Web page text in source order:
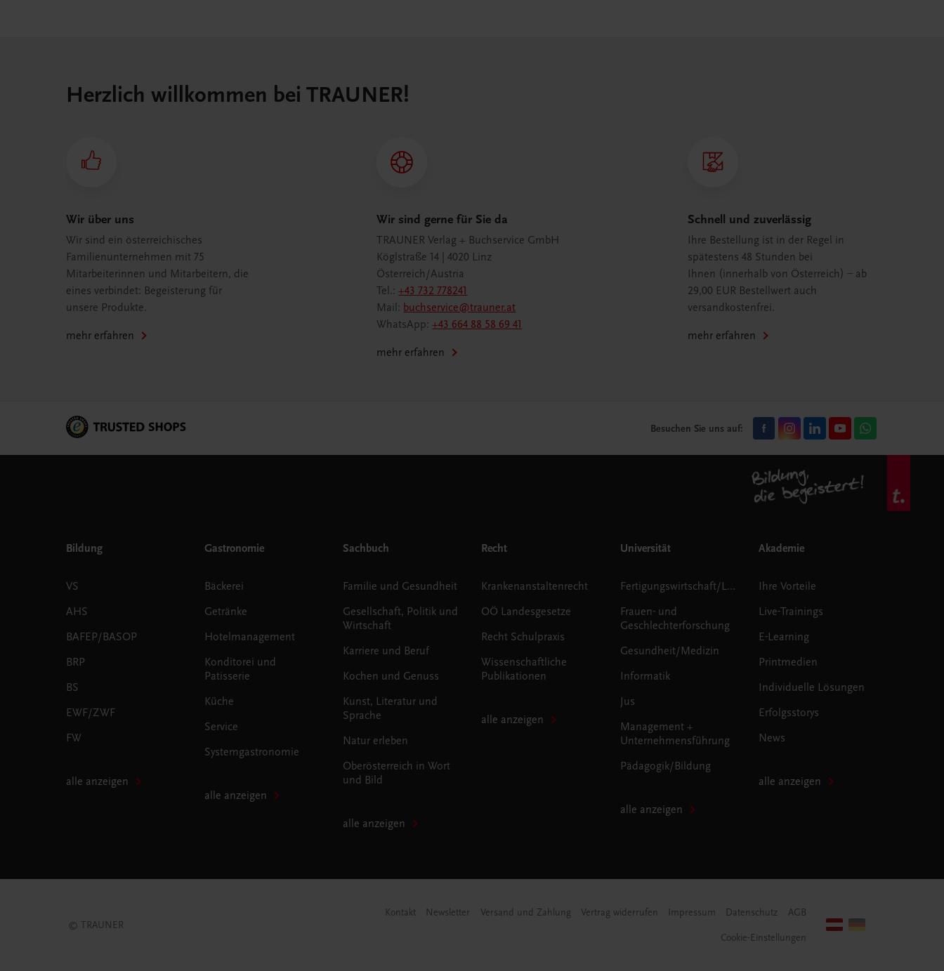
Herzlich willkommen bei TRAUNER!
Wir über uns
Wir sind ein österreichisches
Familienunternehmen mit 75
Mitarbeiterinnen und Mitarbeitern, die
eines verbindet: Begeisterung für
unsere Produkte.
mehr erfahren
Wir sind gerne für Sie da
TRAUNER Verlag + Buchservice GmbH
Köglstraße 14 | 4020 Linz
Österreich/Austria
Tel.:+43 732 778241
Mail: buchservice@trauner.at
WhatsApp:+43 664 88 58 69 41
mehr erfahren
Schnell und zuverlässig
Ihre Bestellung ist in der Regel in
spätestens 48 Stunden bei
Ihnen (innerhalb von Österreich) – ab
29,00 EUR Bestellwert auch
versandkostenfrei.
mehr erfahren
Besuchen Sie uns auf:
Bildung
VS
AHS
BAFEP/BASOP
BRP
BS
EWF/ZWF
FW
alle anzeigen
Gastronomie
Bäckerei
Getränke
Hotelmanagement
Konditorei und
Patisserie
Küche
Service
Systemgastronomie
alle anzeigen
Sachbuch
Familie und Gesundheit
Gesellschaft, Politik und
Wirtschaft
Karriere und Beruf
Kochen und Genuss
Kunst, Literatur und
Sprache
Natur erleben
Oberösterreich in Wort
und Bild
alle anzeigen
Recht
Krankenanstaltenrecht
OÖ Landesgesetze
Recht Schulpraxis
Wissenschaftliche
Publikationen
alle anzeigen
Universität
Fertigungswirtschaft/Logistik
Frauen- und
Geschlechterforschung
Gesundheit/Medizin
Informatik
Jus
Management +
Unternehmensführung
Pädagogik/Bildung
alle anzeigen
Akademie
Ihre Vorteile
Live-Trainings
E-Learning
Printmedien
Individuelle Lösungen
Erfolgsstorys
News
alle anzeigen
© TRAUNER
Kontakt Newsletter Versand und Zahlung Vertrag widerrufen Impressum Datenschutz AGB
Cookie-Einstellungen